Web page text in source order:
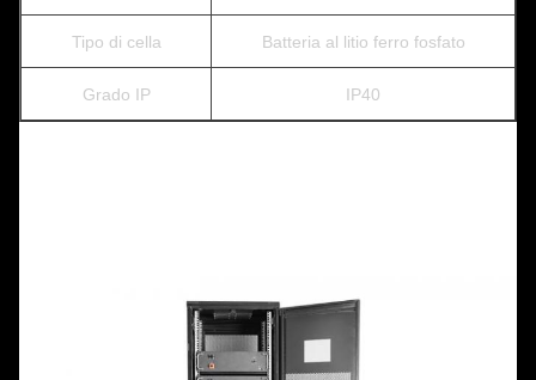
Tipo di cella Batteria al litio ferro fosfato
Grado IP IP40